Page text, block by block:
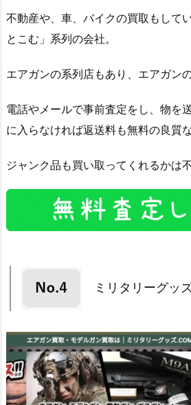
不動産や、車、バイクの買取もして
とこむ」系列の会社。
エアガンの系列店もあり、エアガン
電話やメールで事前査定をし、物を
に入らなければ返送料も無料の良質
ジャンク品も買い取ってくれるかは不
ミリタリーグッ